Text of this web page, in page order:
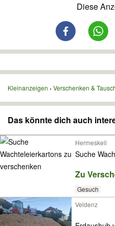
Diese
Kleinanzeigen Verschenken &
Das könnte dich auch
Hermeskeil
Suche
Zu
Gesuch
Veldenz